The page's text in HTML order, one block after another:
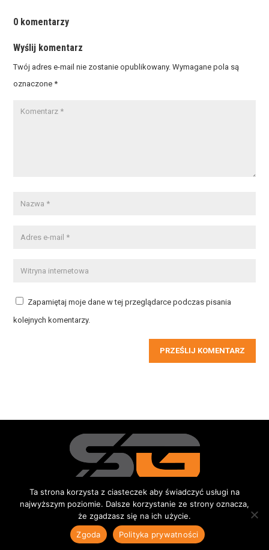
0 komentarzy
Wyślij komentarz
Twój adres e-mail nie zostanie opublikowany. Wymagane pola są
oznaczone*
Zapamiętaj moje dane w tej przeglądarce podczas pisania
kolejnych komentarzy.
PRZEŚLIJ KOMENTARZ
Redakcja Kontakt Reklama Do pobrania
© 2015-2026 Sportowe Gniezno|Wszystkie prawa zastrzeżone |
Polityka prywatności
Ta strona korzysta z ciasteczek aby świadczyć usługi na
najwyższym poziomie. Dalsze korzystanie ze strony oznacza,
że zgadzasz się na ich użycie.
Zgoda
Polityka prywatności